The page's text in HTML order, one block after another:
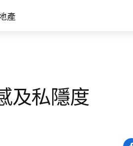
產
及私隱度